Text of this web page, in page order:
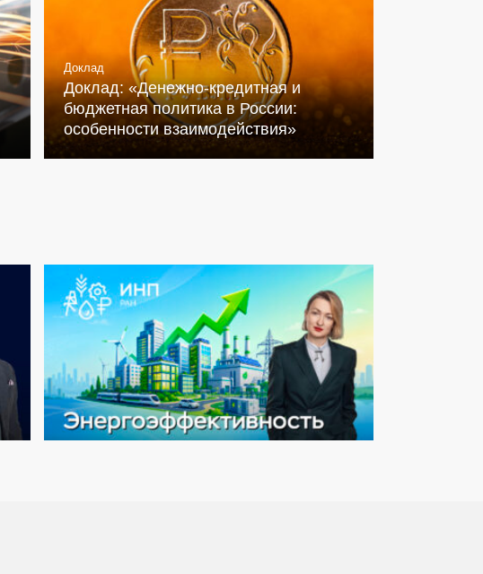
Доклад
Доклад: «Денежно-кредитная и
бюджетная политика в России:
особенности взаимодействия»